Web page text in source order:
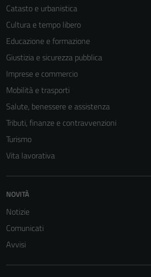
Catasto e urbanistica
Cultura e tempo libero
Educazione e formazione
Giustizia e sicurezza pubblica
Imprese e commercio
Mobilità e trasporti
Salute, benessere e assistenza
Tributi, finanze e contravvenzioni
Turismo
Vita lavorativa
NOVITÀ
Notizie
Comunicati
Avvisi